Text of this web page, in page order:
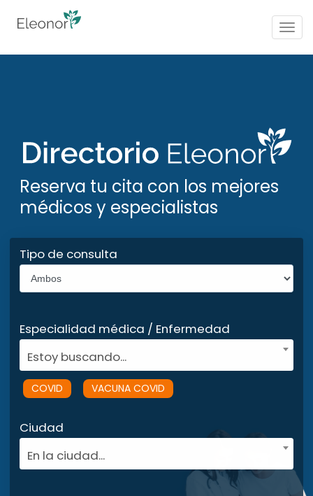
Reserva tu cita con los mejores
médicos y especialistas
Tipo de consulta
Especialidad médica / Enfermedad
Estoy buscando...
COVID VACUNA COVID
Ciudad
En la ciudad...